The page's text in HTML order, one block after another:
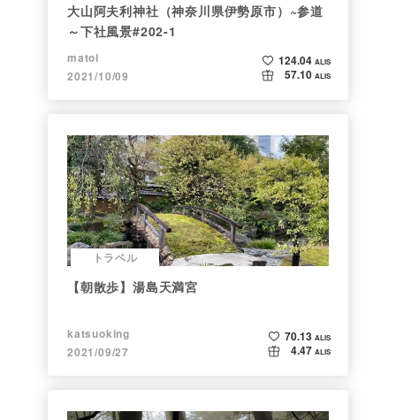
大山阿夫利神社（神奈川県伊勢原市）~参道
～下社風景#202-1
matol
2021/10/09
124.04 ALIS
57.10 ALIS
トラベル
【朝散歩】湯島天満宮
katsuoking
2021/09/27
70.13 ALIS
4.47 ALIS